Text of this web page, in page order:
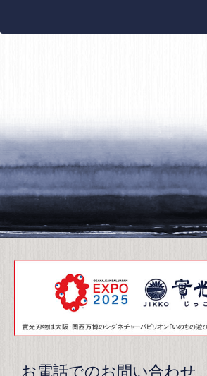
お電話でのお問い合わせ